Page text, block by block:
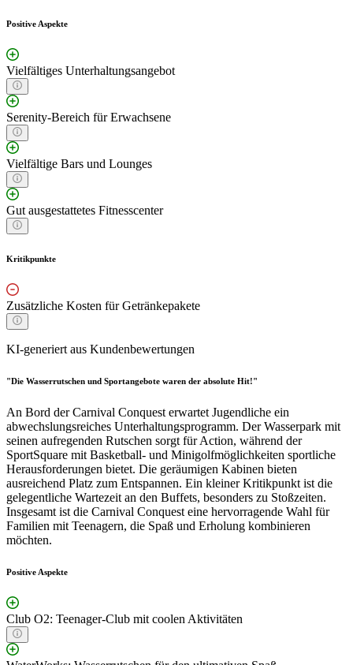
Positive Aspekte
Vielfältiges Unterhaltungsangebot
Serenity-Bereich für Erwachsene
Vielfältige Bars und Lounges
Gut ausgestattetes Fitnesscenter
Kritikpunkte
Zusätzliche Kosten für Getränkepakete
KI-generiert aus Kundenbewertungen
"Die Wasserrutschen und Sportangebote waren der absolute Hit!"
An Bord der Carnival Conquest erwartet Jugendliche ein
abwechslungsreiches Unterhaltungsprogramm. Der Wasserpark mit
seinen aufregenden Rutschen sorgt für Action, während der
SportSquare mit Basketball- und Minigolfmöglichkeiten sportliche
Herausforderungen bietet. Die geräumigen Kabinen bieten
ausreichend Platz zum Entspannen. Ein kleiner Kritikpunkt ist die
gelegentliche Wartezeit an den Buffets, besonders zu Stoßzeiten.
Insgesamt ist die Carnival Conquest eine hervorragende Wahl für
Familien mit Teenagern, die Spaß und Erholung kombinieren
möchten.
Positive Aspekte
Club O2: Teenager-Club mit coolen Aktivitäten